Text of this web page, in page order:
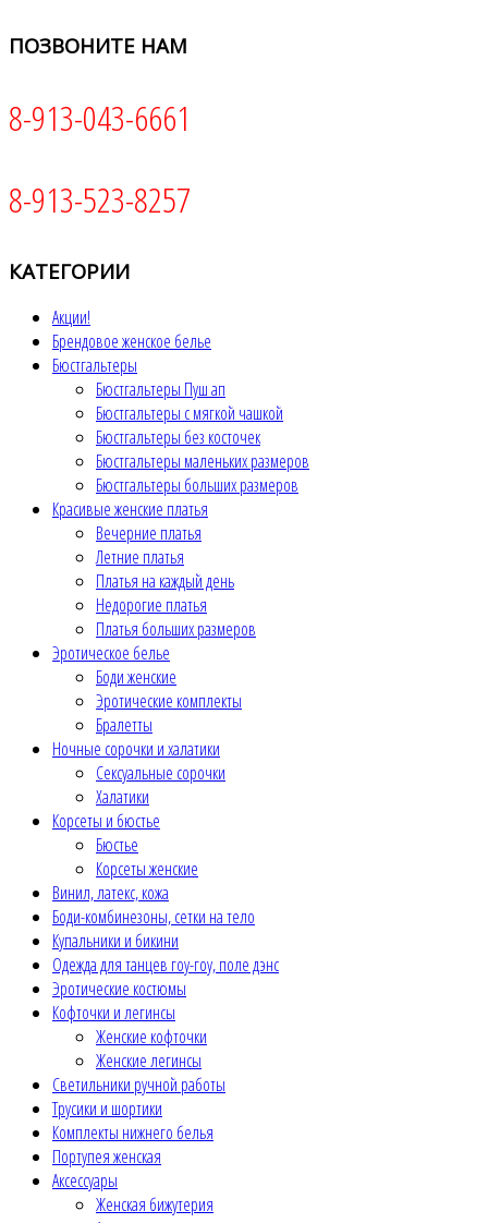
ПОЗВОНИТЕ НАМ
8-913-043-6661
8-913-523-8257
КАТЕГОРИИ
Акции!
Брендовое женское белье
Бюстгальтеры
Бюстгальтеры Пуш ап
Бюстгальтеры с мягкой чашкой
Бюстгальтеры без косточек
Бюстгальтеры маленьких размеров
Бюстгальтеры больших размеров
Красивые женские платья
Вечерние платья
Летние платья
Платья на каждый день
Недорогие платья
Платья больших размеров
Эротическое белье
Боди женские
Эротические комплекты
Бралетты
Ночные сорочки и халатики
Сексуальные сорочки
Халатики
Корсеты и бюстье
Бюстье
Корсеты женские
Винил, латекс, кожа
Боди-комбинезоны, сетки на тело
Купальники и бикини
Одежда для танцев гоу-гоу, поле дэнс
Эротические костюмы
Кофточки и легинсы
Женские кофточки
Женские легинсы
Светильники ручной работы
Трусики и шортики
Комплекты нижнего белья
Портупея женская
Аксессуары
Женская бижутерия